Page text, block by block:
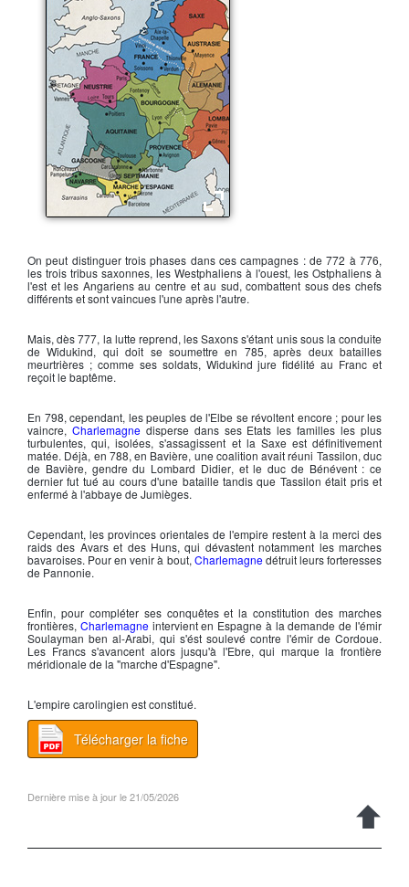
On peut distinguer trois phases dans ces campagnes : de 772 à 776,
les trois tribus saxonnes, les Westphaliens à l'ouest, les Ostphaliens à
l'est et les Angariensau centre et au sud, combattent sous des chefs
différents et sont vaincues l'une après l'autre.
Mais, dès 777, la lutte reprend, les Saxons s'étant unis sous la conduite
deWidukind, qui doit se soumettre en 785, après deux batailles
meurtrières ; comme ses soldats, Widukind jure fidélité au Franc et
reçoit le baptême.
En 798, cependant, les peuples de l'Elbe se révoltent encore ; pour les
vaincre, Charlemagnedisperse dans ses Etats les familles les plus
turbulentes, qui, isolées, s'assagissent et la Saxe est définitivement
matée. Déjà, en 788, en Bavière, une coalition avait réuni Tassilon, duc
de Bavière, gendre du Lombard Didier, et le duc de Bénévent : ce
dernier fut tué au cours d'une bataille tandis que Tassilon était pris et
enfermé à l'abbaye de Jumièges.
Cependant, les provinces orientales de l'empire restent à la merci des
raids des Avarset des Huns, qui dévastent notamment les marches
bavaroises. Pour en venir à bout, Charlemagnedétruit leurs forteresses
de Pannonie.
Enfin, pour compléter ses conquêtes et la constitution des marches
frontières, Charlemagneintervient en Espagne à la demande de l'émir
Soulayman ben al-Arabi, qui s'ést soulevé contre l'émir de Cordoue.
Les Francss'avancent alors jusqu'à l'Ebre, qui marque la frontière
méridionale de la "marche d'Espagne".
L'empire carolingien est constitué.
Télécharger la fiche
Dernière mise à jour le 21/05/2026